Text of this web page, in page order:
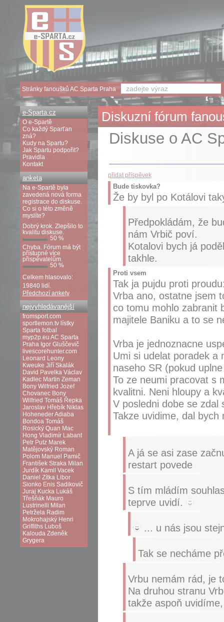
Diskuzní fórum
Diskuse o AC
přidat příspěvek
Bude tiskovka?
Že by byl po Kotálovi
Předpokládám, že
nám Vrbič poví.
Kotalovi bych já
takhle.
Proti vsem
Tak ja pujdu proti
Vrba ano, ostatne jsem
co tomu mohlo zabranit
majitele Baniku a to se
Vrba je jednoznacne
Umi si udelat poradek a
naseho SR (pokud
To ze neumi pracovat s
kvalitni. Neni hloupy a
V posledni dobe se zdal
Takze uvidime, dal
A já se asi zase
restart povede
S tím mládím
teprve uvidí.
... u nás jsou
Tak se necháme
Vrbu nemám rád, je
Na druhou stranu
takže aspoň
e-Sparta.cz
O e-Spartě
Co každý Sparťan
zná?
Kudy na Spartu?
Jak Spartu podpořit?
Pravidla
Kontakt
anketa
Na e-Spartě byla
zavedená nová forma
registrace do diskuse.
Co si o této změně
myslíte?
Dobrý krok. Zlepšilo to
kvalitu diskuse.
50 %
Chyba. Fórum má být
přístupné více
přispěvatelům.
50 %
Celkem hlasovalo:
19840 lidí.
Předchozí ankety
nejvyhledávanější
fromsport.com
sportlemon.tv lístky
Sparta fotbal
myp2p.eu AC Sparta
Praha Igor Gluščevič
livescorehunter.com
Leonard Leony
Kweuke Jiří Skalák
David Pavelka Václav
Kadlec Martin Zeman
Bony Wilfried Jozef
Chovanec Bony
Wilfried Tomáš Řepka
Jaroslav Hřebík Niklas
HohenederAdiaba
Bondoa Tomáš
Rosický Quan Mac
Hong Vladimír Labant
Petr Putz Marek
Matějovský Roman
Polom Manuel Pamič
František Straka Milan
Jurdík Kamil Vacek
Daniel Zítka Libor
Sionko Enis Sadikovič
Juraj Kucka Lukáš
Třešňák Mauro
Lustrinelli Milan
Petržela Radim
Mokrohajský Henri
Griffiths Luboš
Kalouda Zdeněk
Grygera
Stránky fanoušků AC Sparta Praha